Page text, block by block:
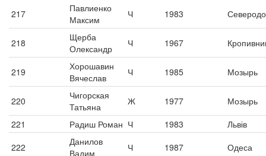
217
Павлиенко
Максим
Ч 1983
218
Щерба
Олександр
Ч 1967
219
Хорошавин
Вячеслав
Ч 1985 Мозырь
220
Чигорская
Татьяна
Ж 1977
Мозырь
221
Радиш Роман Ч 1983
Львів
222
Данилов
Вадим
Ч 1987 Одеса